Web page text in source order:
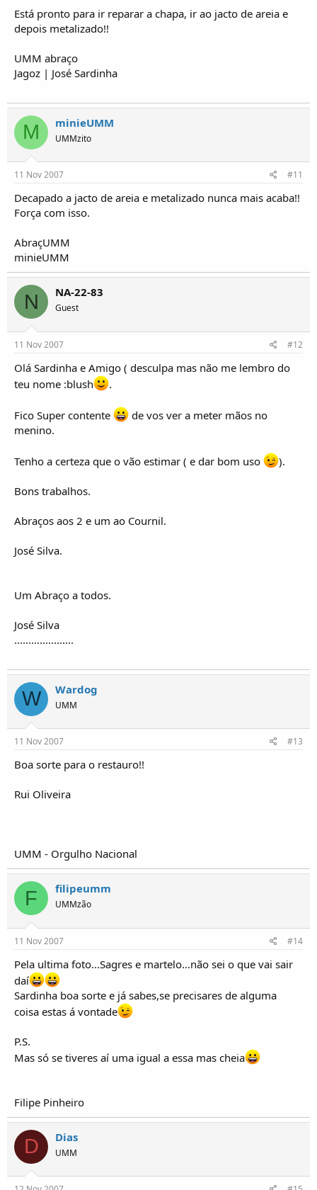
Está pronto para ir reparar a chapa, ir ao jacto de areia e
depois metalizado!!
UMM abraço
Jagoz | José Sardinha
M minieUMM
UMMzito
11 Nov 2007 #11
Decapado a jacto de areia e metalizado nunca mais acaba!!
Força com isso.
AbraçUMM
minieUMM
N NA-22-83
Guest
11 Nov 2007 #12
Olá Sardinha e Amigo ( desculpa mas não me lembro do
teu nome :blush
.
Fico Super contente
de vos ver a meter mãos no
menino.
Tenho a certeza que o vão estimar ( e dar bom uso ).
Bons trabalhos.
Abraços aos 2 e um ao Cournil.
José Silva.
Um Abraço a todos.
José Silva
.....................
W Wardog
UMM
11 Nov 2007 #13
Boa sorte para o restauro!!
Rui Oliveira
UMM - Orgulho Nacional
F filipeumm
UMMzão
11 Nov 2007 #14
Pela ultima foto...Sagres e martelo...não sei o que vai sair
daí
Sardinha boa sorte e já sabes,se precisares de alguma
coisa estas á vontade
P.S.
Mas só se tiveres aí uma igual a essa mas cheia
Filipe Pinheiro
D Dias
UMM